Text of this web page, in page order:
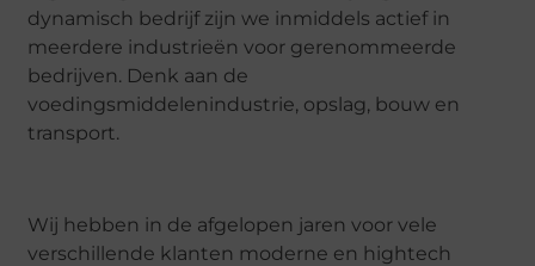
dynamisch bedrijf zijn we inmiddels actief in
meerdere industrieën voor gerenommeerde
bedrijven. Denk aan de
voedingsmiddelenindustrie, opslag, bouw en
transport.
Wij hebben in de afgelopen jaren voor vele
verschillende klanten moderne en hightech